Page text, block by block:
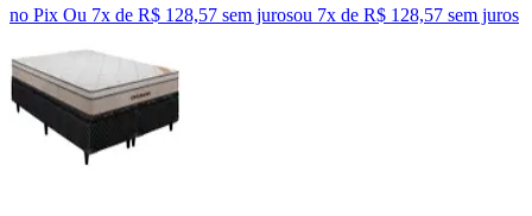
no Pix Ou 7x de R$ 128,57 sem jurosou 7x de R$ 128,57 sem juros